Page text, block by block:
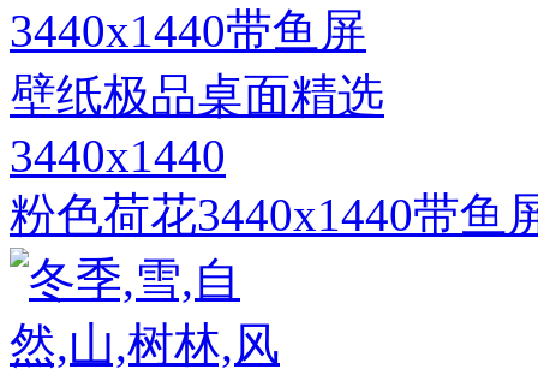
3440x1440
粉色荷花3440x1440带鱼